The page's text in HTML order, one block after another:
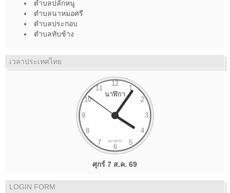
ตำบลปลักหนู
ตำบลนาหมอศรี
ตำบลประกอบ
ตำบลทับช้าง
เวลาประเทศไทย
ศุกร์ 7 ส.ค. 69
LOGIN FORM